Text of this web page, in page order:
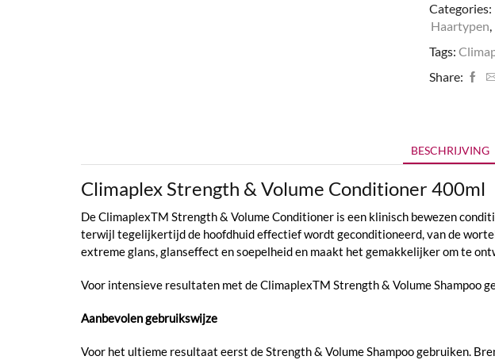
Categories:
Haartypen,
Tags:
Share:
BESCHRIJVING
Climaplex Strength & Volume Conditioner 400ml
De ClimaplexTM Strength & Volume Conditioner is een klinisch bewezen
terwijl tegelijkertijd de hoofdhuid effectief wordt geconditioneerd, van de
extreme glans, glanseffect en soepelheid en maakt het gemakkelijker om te
Voor intensieve resultaten met de ClimaplexTM Strength & Volume Shampoo
Aanbevolen gebruikswijze
Voor het ultieme resultaat eerst de Strength & Volume Shampoo gebruiken.